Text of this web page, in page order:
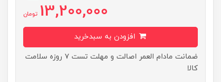
13,200,000 تومان
ضمانت مادام العمر اصالت و مهلت تست ۷ روزه سلامت
کالا